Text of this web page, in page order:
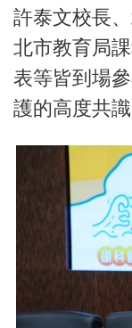
許泰文校長
北市教育局
表等皆到場
護的高度共識